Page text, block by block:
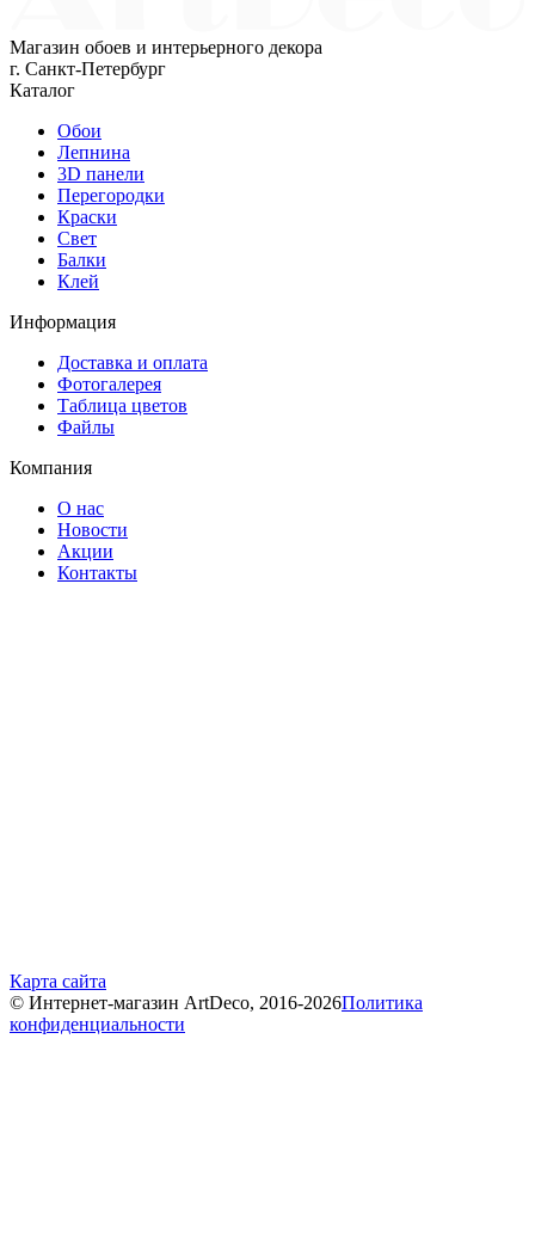
Магазин обоев и интерьерного декора
г. Санкт-Петербург
Каталог
Обои
Лепнина
3D панели
Перегородки
Краски
Свет
Балки
Клей
Информация
Доставка и оплата
Фотогалерея
Таблица цветов
Файлы
Компания
О нас
Новости
Акции
Контакты
Карта сайта
© Интернет-магазин ArtDeco, 2016-2026Политика
конфиденциальности